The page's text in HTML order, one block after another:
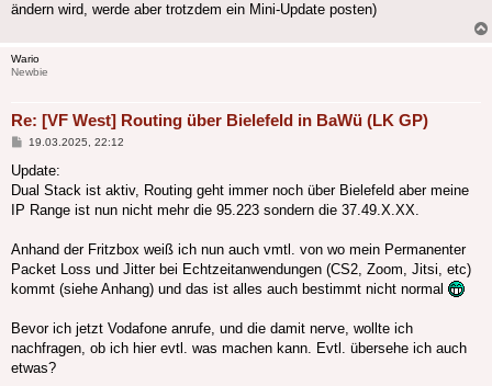
ändern wird, werde aber trotzdem ein Mini-Update posten)
Wario
Newbie
Re: [VF West] Routing über Bielefeld in BaWü (LK GP)
Beitrag
19.03.2025, 22:12
Update:
Dual Stack ist aktiv, Routing geht immer noch über Bielefeld aber meine
IP Range ist nun nicht mehr die 95.223 sondern die 37.49.X.XX.
Anhand der Fritzbox weiß ich nun auch vmtl. von wo mein Permanenter
Packet Loss und Jitter bei Echtzeitanwendungen (CS2, Zoom, Jitsi, etc)
kommt (siehe Anhang) und das ist alles auch bestimmt nicht normal
Bevor ich jetzt Vodafone anrufe, und die damit nerve, wollte ich
nachfragen, ob ich hier evtl. was machen kann. Evtl. übersehe ich auch
etwas?